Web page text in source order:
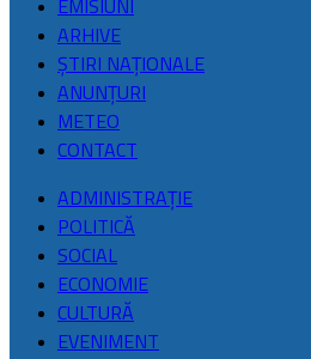
EMISIUNI
ARHIVE
ŞTIRI NAŢIONALE
ANUNȚURI
METEO
CONTACT
ADMINISTRAȚIE
POLITICĂ
SOCIAL
ECONOMIE
CULTURĂ
EVENIMENT